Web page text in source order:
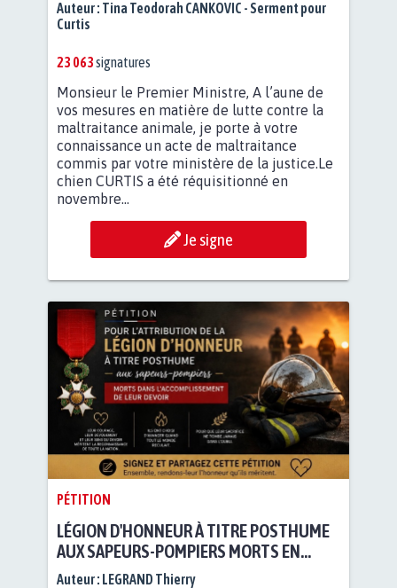
Auteur : Tina Teodorah CANKOVIC - Serment pour
Curtis
23 063signatures
Monsieur le Premier Ministre, A l’aune de
vos mesures en matière de lutte contre la
maltraitance animale, je porte à votre
connaissance un acte de maltraitance
commis par votre ministère de la justice.Le
chien CURTIS a été réquisitionné en
novembre...
Je signe
PÉTITION
LÉGION D'HONNEUR À TITRE POSTHUME
AUX SAPEURS-POMPIERS MORTS EN
ACCOMPLISSANT LEUR...
Auteur : LEGRAND Thierry